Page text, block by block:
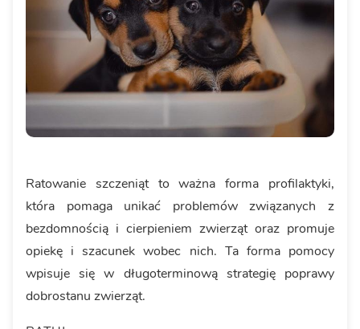
Ratowanie szczeniąt to ważna forma profilaktyki,
która pomaga unikać problemów związanych z
bezdomnością i cierpieniem zwierząt oraz promuje
opiekę i szacunek wobec nich. Ta forma pomocy
wpisuje się w długoterminową strategię poprawy
dobrostanu zwierząt.